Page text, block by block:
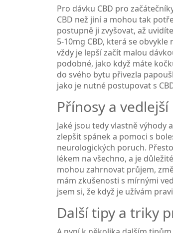
Pro dávku CBD pro
CBD než jiní a mohou tak
postupně ji zvyšovat, až
5-10mg CBD, která se
vždy je lepší začít malou
podobné, jako když máte
do svého bytu přivezla
jako je nutné postupovat s
Přínosy a
Jaké jsou tedy vlastně výhody
zlepšit spánek a pomoci s
neurologických poruch.
lékem na všechno, a je
mohou zahrnovat průjem,
mám zkušenosti s mírnými
jsem si, že když je užívám
Další tipy a triky